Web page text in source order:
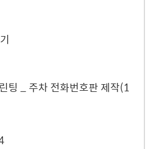
팅 _ 주차 전화번호판 제작(1